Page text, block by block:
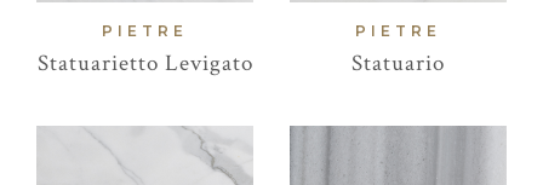
PIETRE
Statuarietto Levigato
PIETRE
Statuario